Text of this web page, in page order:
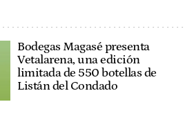
Bodegas Magasé presenta
Vetalarena, una edición
limitada de 550 botellas de
Listán del Condado